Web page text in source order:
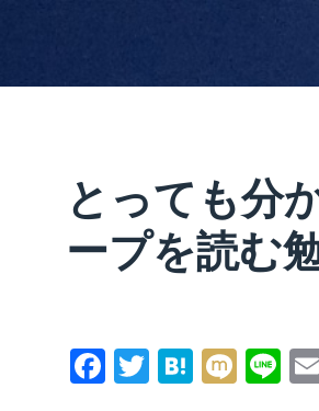
とっても分
ープを読む
Fa
T
H
M
Li